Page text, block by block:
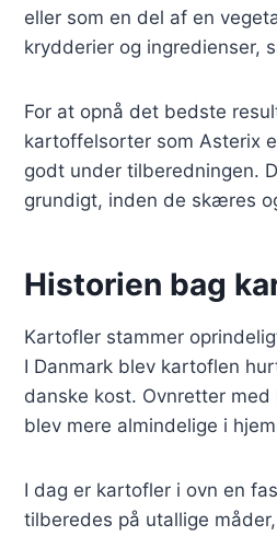
eller som en del af en
krydderier og ingredienser,
For at opnå det bedste
kartoffelsorter som Asterix
godt under tilberedningen.
grundigt, inden de skæres
Historien bag
Kartofler stammer
I Danmark blev kartoflen
danske kost. Ovnretter
blev mere almindelige i
I dag er kartofler i ovn en
tilberedes på utallige